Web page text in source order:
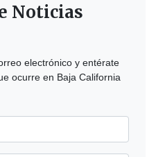
Noticias
electrónico y entérate
ocurre en Baja California